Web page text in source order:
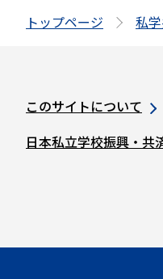
トップページ 私
このサイトについて
日本私立学校振興・共